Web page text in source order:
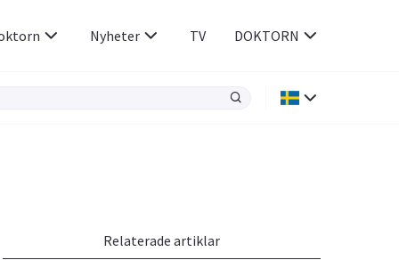
Nyheter TV DOKTORN
Relaterade artiklar